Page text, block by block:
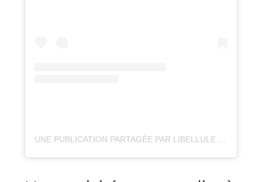
UNE PUBLICATION PARTAGÉE PAR LIBELLULE – BATEAU RESTAURANT (@LIBELLULE_BATEAURESTAURANT)